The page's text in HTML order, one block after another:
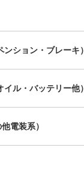
ション・ブレーキ）
イル・バッテリー他）
電装系）